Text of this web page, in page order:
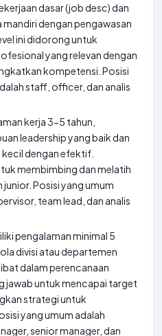
dasar (job desc) dan
dengan pengawasan
ini didorong untuk
yang relevan dengan
kompetensi. Posisi
staff, officer, dan analis
kerja 3-5 tahun,
leadership yang baik dan
dengan efektif.
membimbing dan melatih
Posisi yang umum
team lead, dan analis
pengalaman minimal 5
divisi atau departemen
dalam perencanaan
jawab untuk mencapai target
strategi untuk
yang umum adalah
senior manager, dan